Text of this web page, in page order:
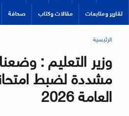
تقارير ومتابعات مقالات وكتاب صحافة
الرئيسية
وزير التعليم :
مشددة لضبط
العامة 2026